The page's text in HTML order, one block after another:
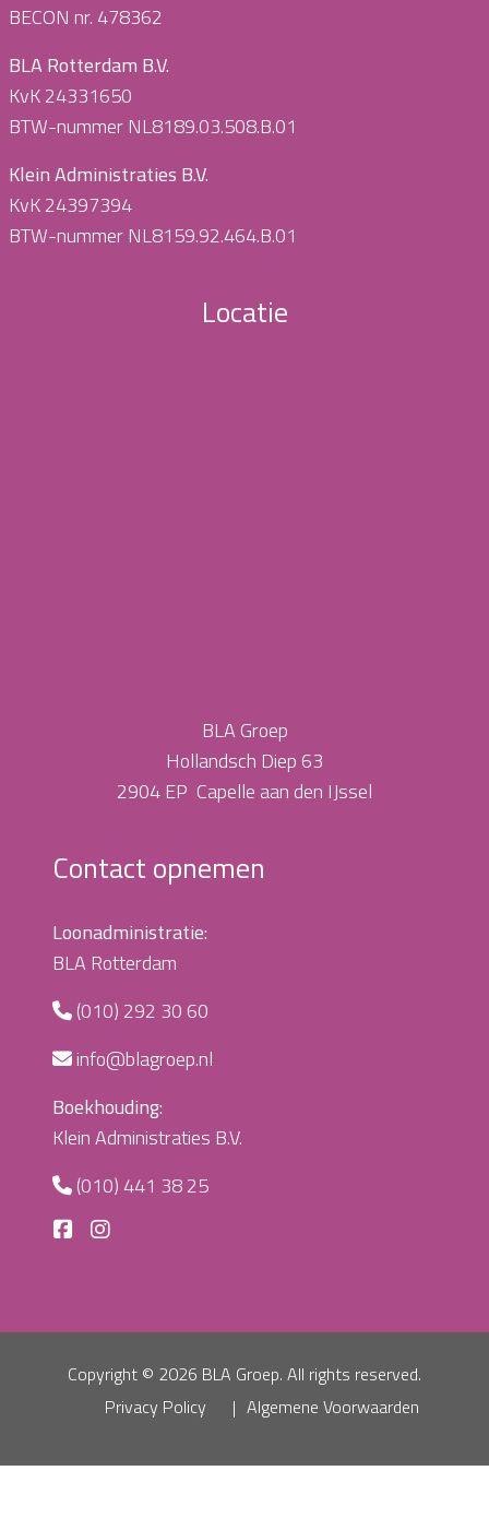
BECON nr. 478362
BLA Rotterdam B.V.
KvK 24331650
BTW-nummer NL8189.03.508.B.01
Klein Administraties B.V.
KvK 24397394
BTW-nummer NL8159.92.464.B.01
Locatie
BLA Groep
Hollandsch Diep 63
2904 EP Capelle aan den IJssel
Contact opnemen
Loonadministratie:
BLA Rotterdam
(010) 292 30 60
info@blagroep.nl
Boekhouding:
Klein Administraties B.V.
(010) 441 38 25
Copyright © 2026 BLA Groep. All rights reserved.
Privacy Policy
Algemene Voorwaarden